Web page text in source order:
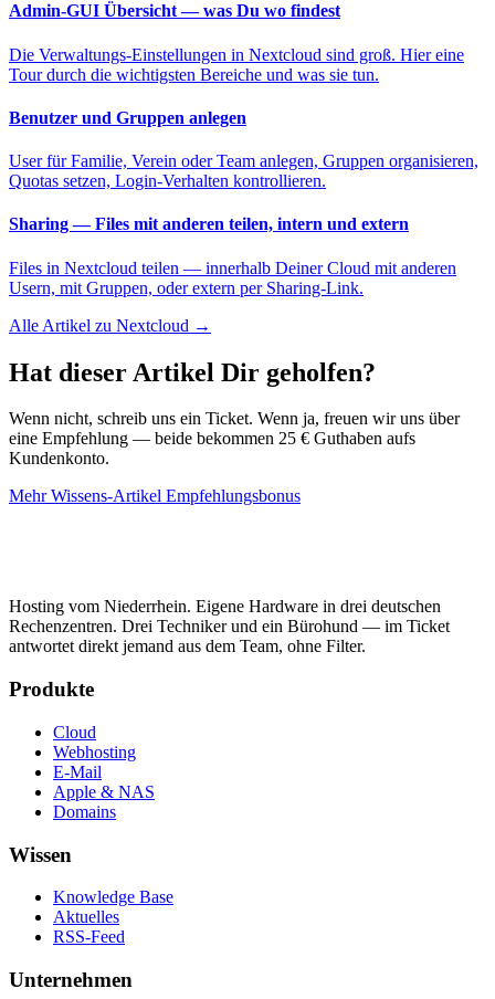
Admin-GUI Übersicht — was Du wo findest
Die Verwaltungs-Einstellungen in Nextcloud sind groß. Hier eine
Tour durch die wichtigsten Bereiche und was sie tun.
Benutzer und Gruppen anlegen
User für Familie, Verein oder Team anlegen, Gruppen organisieren,
Quotas setzen, Login-Verhalten kontrollieren.
Sharing — Files mit anderen teilen, intern und extern
Files in Nextcloud teilen — innerhalb Deiner Cloud mit anderen
Usern, mit Gruppen, oder extern per Sharing-Link.
Alle Artikel zu Nextcloud →
Hat dieser Artikel Dir geholfen?
Wenn nicht, schreib uns ein Ticket. Wenn ja, freuen wir uns über
eine Empfehlung — beide bekommen 25 € Guthaben aufs
Kundenkonto.
Mehr Wissens-Artikel Empfehlungsbonus
Hosting vom Niederrhein. Eigene Hardware in drei deutschen
Rechenzentren. Drei Techniker und ein Bürohund — im Ticket
antwortet direkt jemand aus dem Team, ohne Filter.
Produkte
Cloud
Webhosting
E-Mail
Apple & NAS
Domains
Wissen
Knowledge Base
Aktuelles
RSS-Feed
Unternehmen